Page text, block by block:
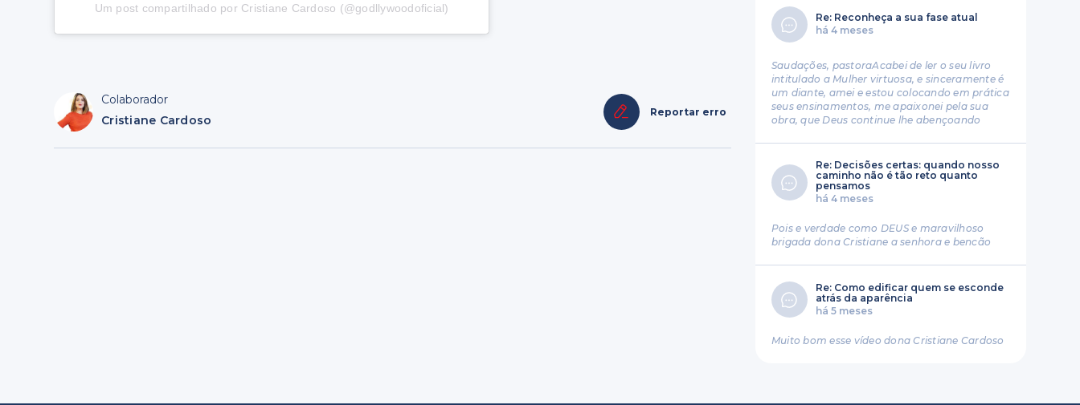
Um post compartilhado por Cristiane Cardoso (@godllywoodoficial)
Colaborador
Cristiane Cardoso
Reportar erro
Re: Reconheça a sua fase atual
há 4 meses
Saudações, pastoraAcabei de ler o seu livro
intitulado a Mulher virtuosa, e sinceramente é
um diante, amei e estou colocando em prática
seus ensinamentos, me apaixonei pela sua
obra, que Deus continue lhe abençoando
Re: Decisões certas: quando nosso
caminho não é tão reto quanto
pensamos
há 4 meses
Pois e verdade como DEUS e maravilhoso
brigada dona Cristiane a senhora e bencão
Re: Como edificar quem se esconde
atrás da aparência
há 5 meses
Muito bom esse vídeo dona Cristiane Cardoso